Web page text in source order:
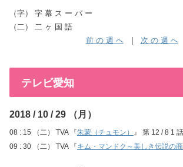
（字） 字 幕 ス ー パ ー
（二） 二 ヶ 国 語
前 の 週 へ| 次 の 週 へ
テレビ愛知
2018 / 10 / 29 （月）
08 : 15 （二） TVA 『朱蒙（チュモン）
』 第 12 / 8 1 話
09 : 30 （二） TVA 『キム・マンドク～美しき伝説の商